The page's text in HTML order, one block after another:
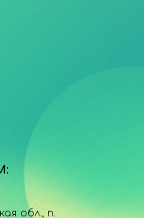
обл., п.